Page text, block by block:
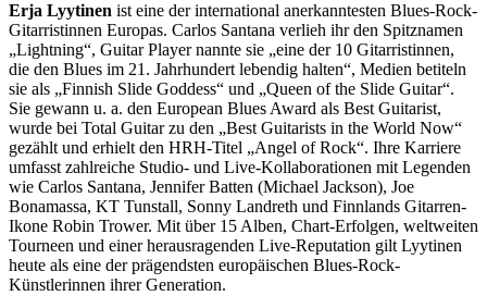
Erja Lyytinen ist eine der international anerkanntesten Blues-Rock-
Gitarristinnen Europas. Carlos Santana verlieh ihr den Spitznamen
„Lightning“, Guitar Player nannte sie „eine der 10 Gitarristinnen,
die den Blues im 21. Jahrhundert lebendig halten“, Medien betiteln
sie als „Finnish Slide Goddess“ und „Queen of the Slide Guitar“.
Sie gewann u. a. den European Blues Award als Best Guitarist,
wurde bei Total Guitar zu den „Best Guitarists in the World Now“
gezählt und erhielt den HRH-Titel „Angel of Rock“. Ihre Karriere
umfasst zahlreiche Studio- und Live-Kollaborationen mit Legenden
wie Carlos Santana, Jennifer Batten (Michael Jackson), Joe
Bonamassa, KT Tunstall, Sonny Landreth und Finnlands Gitarren-
Ikone Robin Trower. Mit über 15 Alben, Chart-Erfolgen, weltweiten
Tourneen und einer herausragenden Live-Reputation gilt Lyytinen
heute als eine der prägendsten europäischen Blues-Rock-
Künstlerinnen ihrer Generation.